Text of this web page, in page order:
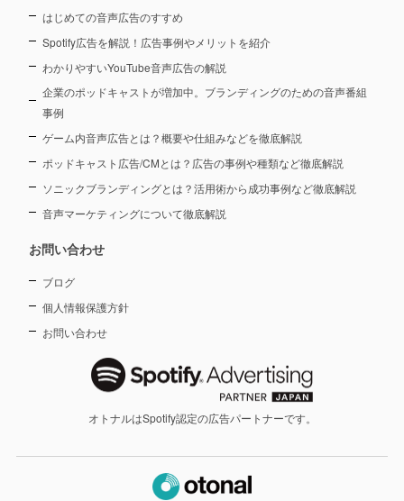
はじめての音声広告のすすめ
Spotify広告を解説！広告事例やメリットを紹介
わかりやすいYouTube音声広告の解説
企業のポッドキャストが増加中。ブランディングのための音声番組
事例
ゲーム内音声広告とは？概要や仕組みなどを徹底解説
ポッドキャスト広告/CMとは？広告の事例や種類など徹底解説
ソニックブランディングとは？活用術から成功事例など徹底解説
音声マーケティングについて徹底解説
お問い合わせ
ブログ
個人情報保護方針
お問い合わせ
オトナルはSpotify認定の広告パートナーです。